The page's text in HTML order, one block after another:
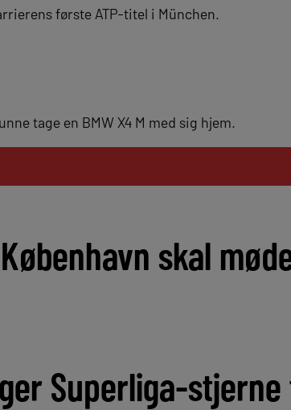
første ATP-titel i München.
tage en BMW X4 M med sig hjem.
København skal
Superliga-